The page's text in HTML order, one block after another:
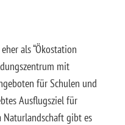
als “Ökostation
mit
für Schulen und
Ausflugsziel für
Naturlandschaft gibt es